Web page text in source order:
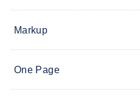
Markup
One Page